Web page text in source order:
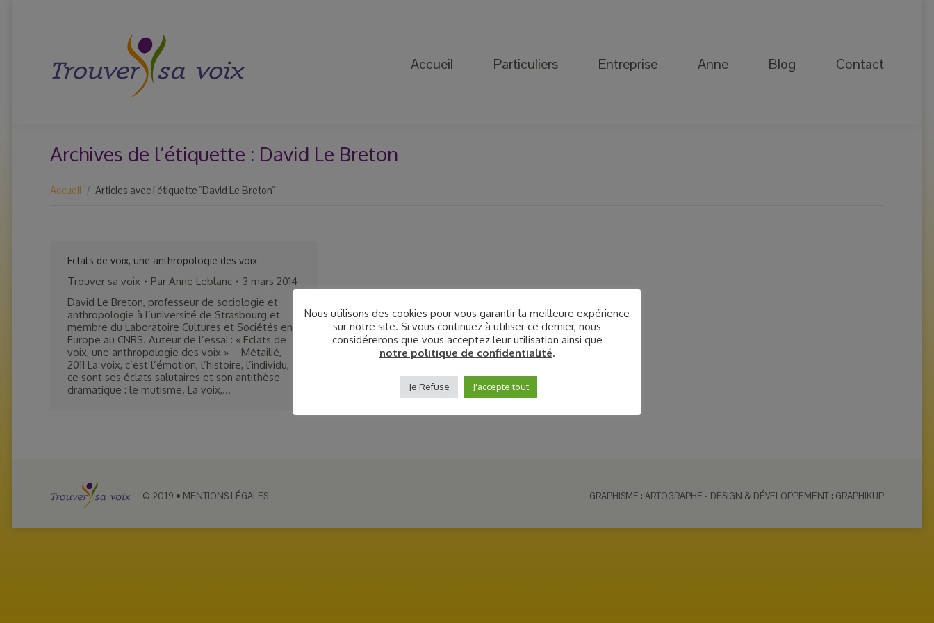
Accueil Particuliers Entreprise Anne Blog Contact
Archives de l’étiquette : David Le Breton
Vous êtes ici :
Accueil Articles avec l’étiquette "David Le Breton"
Eclats de voix, une anthropologie des voix
Trouver sa voix Par Anne Leblanc
3 mars 2014
David Le Breton, professeur de sociologie et
anthropologie à l’université de Strasbourg et
membre du Laboratoire Cultures et Sociétés en
Europe au CNRS. Auteur de l’essai : « Eclats de
voix, une anthropologie des voix » – Métailié,
2011 La voix, c’est l’émotion, l’histoire, l’individu,
ce sont ses éclats salutaires et son antithèse
dramatique : le mutisme. La voix,…
© 2019 • MENTIONS LÉGALES GRAPHISME : ARTOGRAPHE - DESIGN & DÉVELOPPEMENT : GRAPHIKUP
Nous utilisons des cookies pour vous garantir la meilleure expérience
sur notre site. Si vous continuez à utiliser ce dernier, nous
considérerons que vous acceptez leur utilisation ainsi que
notre politique de confidentialité.
Je Refuse J'accepte tout